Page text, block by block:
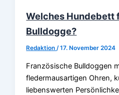
Welches Hundebett
Bulldogge?
Redaktion/17. November 2024
Französische Bulldoggen
fledermausartigen Ohren,
liebenswerten